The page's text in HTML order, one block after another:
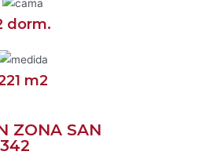
dorm.
m2
ZONA SAN